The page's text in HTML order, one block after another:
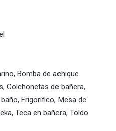
Bomba de achique
Colchonetas de bañera,
Frigorífico, Mesa de
Teca en bañera, Toldo